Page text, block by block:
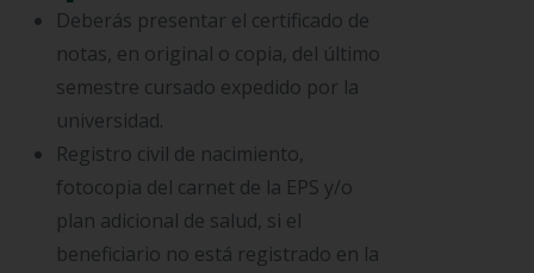
Deberás presentar el certificado de
notas, en original o copia, del último
semestre cursado expedido por la
universidad.
Registro civil de nacimiento,
fotocopia del carnet de la EPS y/o
plan adicional de salud, si el
beneficiario no está registrado en la